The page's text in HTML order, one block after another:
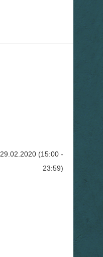
29.02.2020 (15:00 -
23:59)